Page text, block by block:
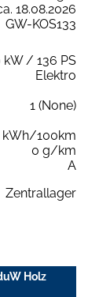
18.08.2026
GW-KOS133
kW / 136 PS
Elektro
1 (None)
kWh/100km
0 g/km
A
Zentrallager
Holz